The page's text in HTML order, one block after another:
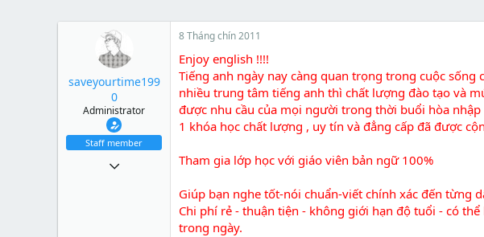
saveyourtime199
0
Administrator
Staff member
8 Tháng chín 2011
Enjoy english !!!!
Tiếng anh ngày nay càng quan trọng trong cuộc
nhiều trung tâm tiếng anh thì chất lượng đào tạo và
được nhu cầu của mọi người trong thời buổi hòa nhập
1 khóa học chất lượng , uy tín và đẳng cấp đã được
Tham gia lớp học với giáo viên bản ngữ 100%
Giúp bạn nghe tốt-nói chuẩn-viết chính xác đến từng
Chi phí rẻ - thuận tiện - không giới hạn độ tuổi - có
trong ngày.